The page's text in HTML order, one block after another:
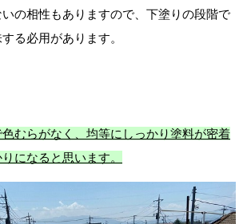
の相性もありますので、下塗りの段階で
る必用があります。
むらがなく、均等にしっかり塗料が密着
になると思います。